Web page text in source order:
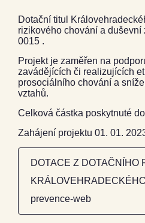
Dotační titul
rizikového chování a
0015 .
Projekt je zaměřen na
zavádějících či realizujících
prosociálního chování a
vztahů.
Celková částka poskytnuté
Zahájení projektu 01. 01.
DOTACE Z DOTAČNÍHO
prevence-web